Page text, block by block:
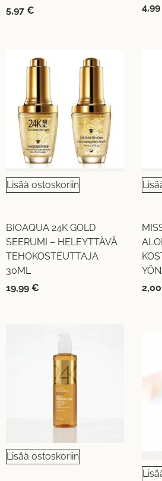
5,97 €
4,99
Lisää ostoskoriin
BIOAQUA 24K GOLD
SEERUMI – HELEYTTÄVÄ
TEHOKOSTEUTTAJA
30ML
19,99 €
2,00
Lisää ostoskoriin